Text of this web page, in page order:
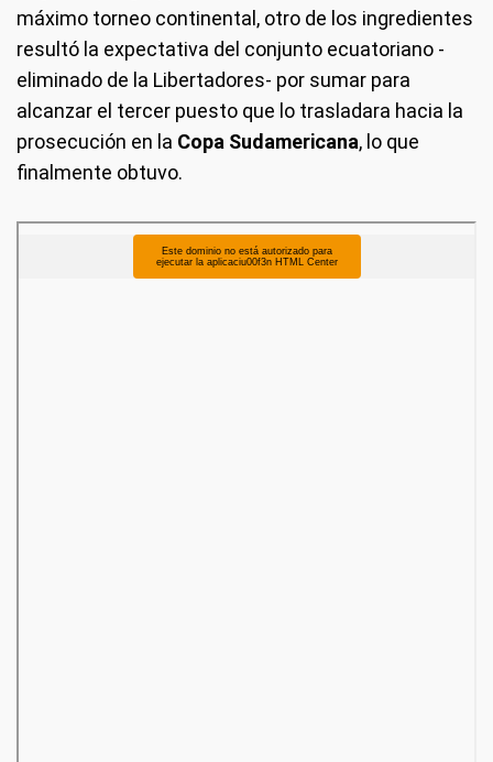
máximo torneo continental, otro de los ingredientes
resultó la expectativa del conjunto ecuatoriano -
eliminado de la Libertadores- por sumar para
alcanzar el tercer puesto que lo trasladara hacia la
prosecución en la Copa Sudamericana, lo que
finalmente obtuvo.